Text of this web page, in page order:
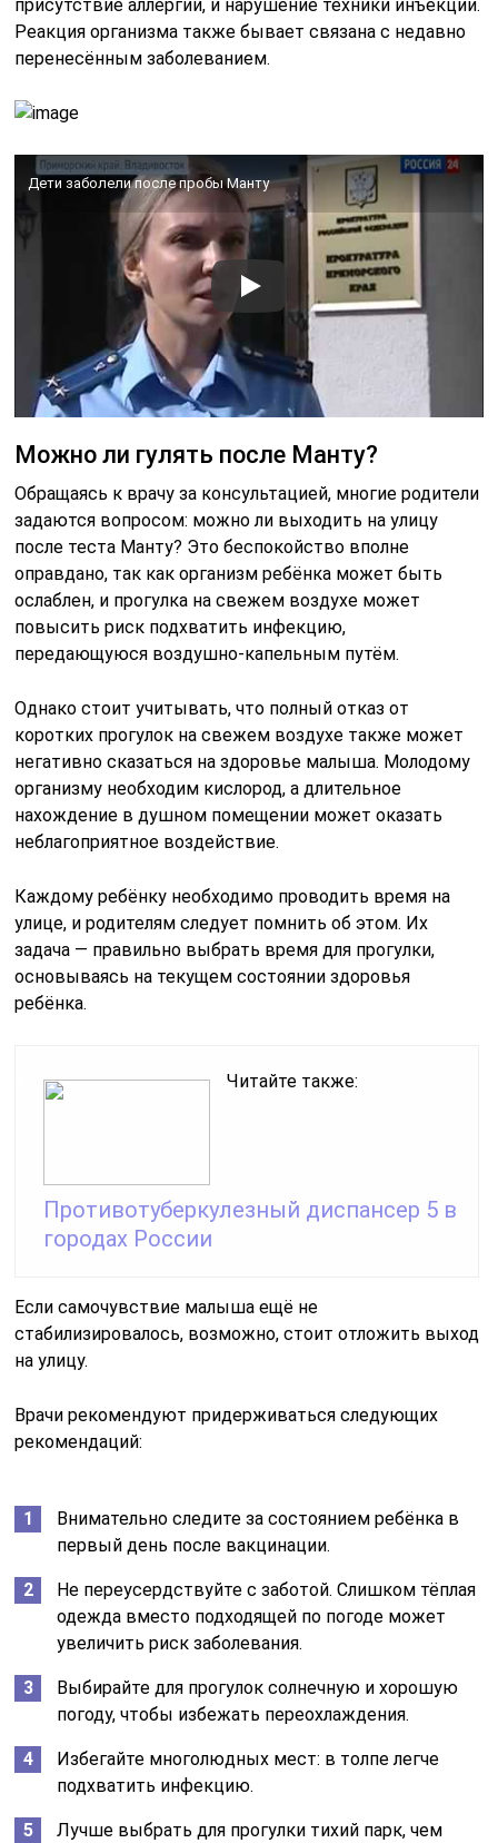
присутствие аллергии, и нарушение техники инъекции.
Реакция организма также бывает связана с недавно
перенесённым заболеванием.
Дети заболели после пробы Манту
Можно ли гулять после Манту?
Обращаясь к врачу за консультацией, многие родители
задаются вопросом: можно ли выходить на улицу
после теста Манту? Это беспокойство вполне
оправдано, так как организм ребёнка может быть
ослаблен, и прогулка на свежем воздухе может
повысить риск подхватить инфекцию,
передающуюся воздушно-капельным путём.
Однако стоит учитывать, что полный отказ от
коротких прогулок на свежем воздухе также может
негативно сказаться на здоровье малыша. Молодому
организму необходим кислород, а длительное
нахождение в душном помещении может оказать
неблагоприятное воздействие.
Каждому ребёнку необходимо проводить время на
улице, и родителям следует помнить об этом. Их
задача — правильно выбрать время для прогулки,
основываясь на текущем состоянии здоровья
ребёнка.
Читайте также:
Противотуберкулезный диспансер 5 в
городах России
Если самочувствие малыша ещё не
стабилизировалось, возможно, стоит отложить выход
на улицу.
Врачи рекомендуют придерживаться следующих
рекомендаций:
Внимательно следите за состоянием ребёнка в
первый день после вакцинации.
Не переусердствуйте с заботой. Слишком тёплая
одежда вместо подходящей по погоде может
увеличить риск заболевания.
Выбирайте для прогулок солнечную и хорошую
погоду, чтобы избежать переохлаждения.
Избегайте многолюдных мест: в толпе легче
подхватить инфекцию.
Лучше выбрать для прогулки тихий парк, чем